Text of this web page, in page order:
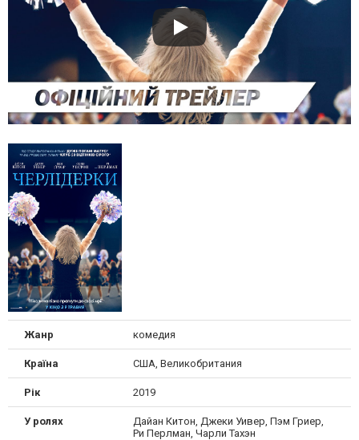
Жанр комедия
Країна США, Великобритания
Рік 2019
У ролях
Дайан Китон, Джеки Уивер, Пэм Гриер,
Ри Перлман, Чарли Тахэн